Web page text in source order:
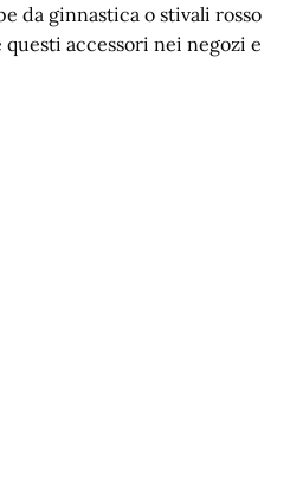
da ginnastica o stivali rosso
accessori nei negozi e